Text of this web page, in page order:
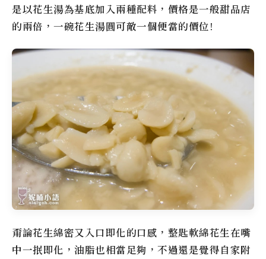
是以花生湯為基底加入兩種配料，價格是一般甜品店
的兩倍，一碗花生湯圓可敵一個便當的價位!
甭論花生綿密又入口即化的口感，整匙軟綿花生在嘴
中一抿即化，油脂也相當足夠，不過還是覺得自家附